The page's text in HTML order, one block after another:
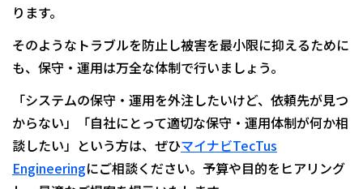
ります。
そのようなトラブルを防止し被害を最小限に抑えるために
も、保守・運用は万全な体制で行いましょう。
「システムの保守・運用を外注したいけど、依頼先が見つ
からない」「自社にとって適切な保守・運用体制が何か相
談したい」という方は、ぜひマイナビTecTus
Engineeringにご相談ください。予算や目的をヒアリング